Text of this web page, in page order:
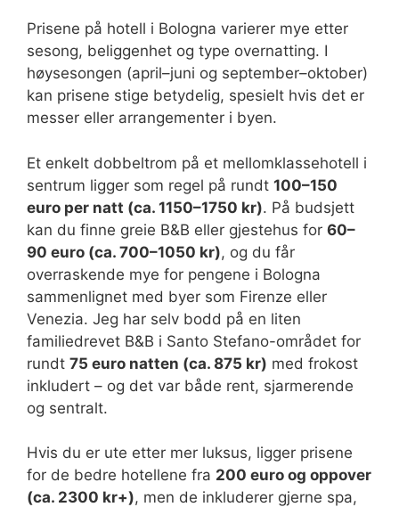
Prisene på hotell i Bologna varierer mye etter
sesong, beliggenhet og type overnatting. I
høysesongen (april–juni og september–oktober)
kan prisene stige betydelig, spesielt hvis det er
messer eller arrangementer i byen.
Et enkelt dobbeltrom på et mellomklassehotell i
sentrum ligger som regel på rundt 100–150
euro per natt (ca. 1150–1750 kr). På budsjett
kan du finne greie B&B eller gjestehus for 60–
90 euro (ca. 700–1050 kr), og du får
overraskende mye for pengene i Bologna
sammenlignet med byer som Firenze eller
Venezia. Jeg har selv bodd på en liten
familiedrevet B&B i Santo Stefano-området for
rundt 75 euro natten (ca. 875 kr) med frokost
inkludert – og det var både rent, sjarmerende
og sentralt.
Hvis du er ute etter mer luksus, ligger prisene
for de bedre hotellene fra 200 euro og oppover
(ca. 2300 kr+), men de inkluderer gjerne spa,